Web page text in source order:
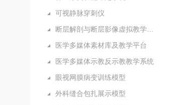
可视静脉穿刺仪
医学多媒体素材库及教学平台
医学多媒体示教反示教教学系统
眼视网膜病变训练模型
外科缝合包扎展示模型